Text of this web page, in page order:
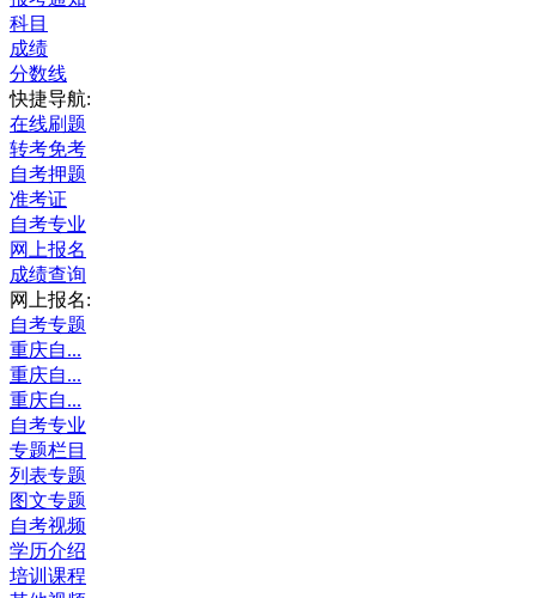
科目
成绩
分数线
快捷导航:
在线刷题
转考免考
自考押题
准考证
自考专业
网上报名
成绩查询
网上报名:
自考专题
重庆自...
重庆自...
重庆自...
自考专业
专题栏目
列表专题
图文专题
自考视频
学历介绍
培训课程